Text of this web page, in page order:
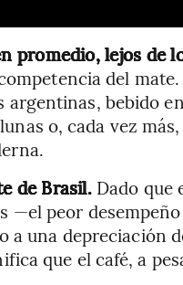
promedio, lejos de
del
argentinas, bebido
o, cada vez
de Brasil.Dado que
—el peor
a una depreciación
que el café, a